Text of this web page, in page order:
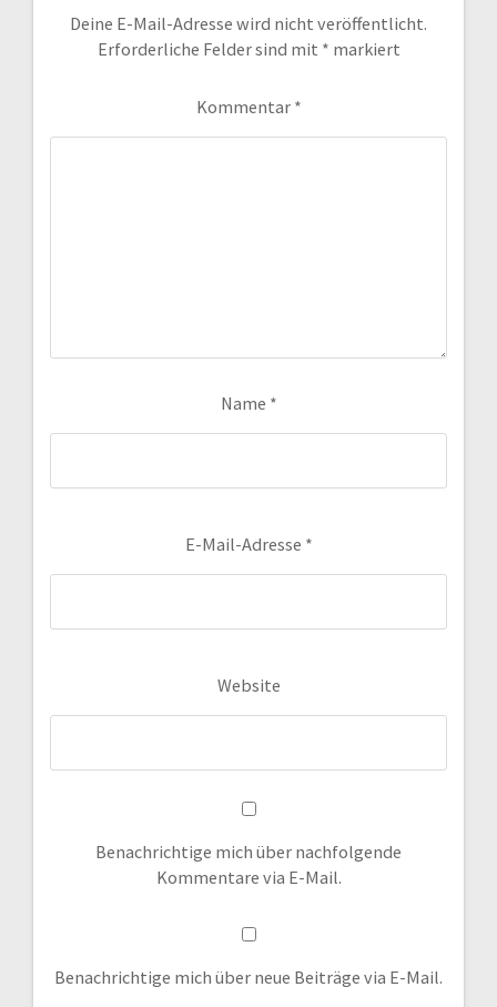
Deine E-Mail-Adresse wird nicht veröffentlicht.
Erforderliche Felder sind mit * markiert
Kommentar *
Name *
E-Mail-Adresse *
Website
Benachrichtige mich über nachfolgende
Kommentare via E-Mail.
Benachrichtige mich über neue Beiträge via E-Mail.